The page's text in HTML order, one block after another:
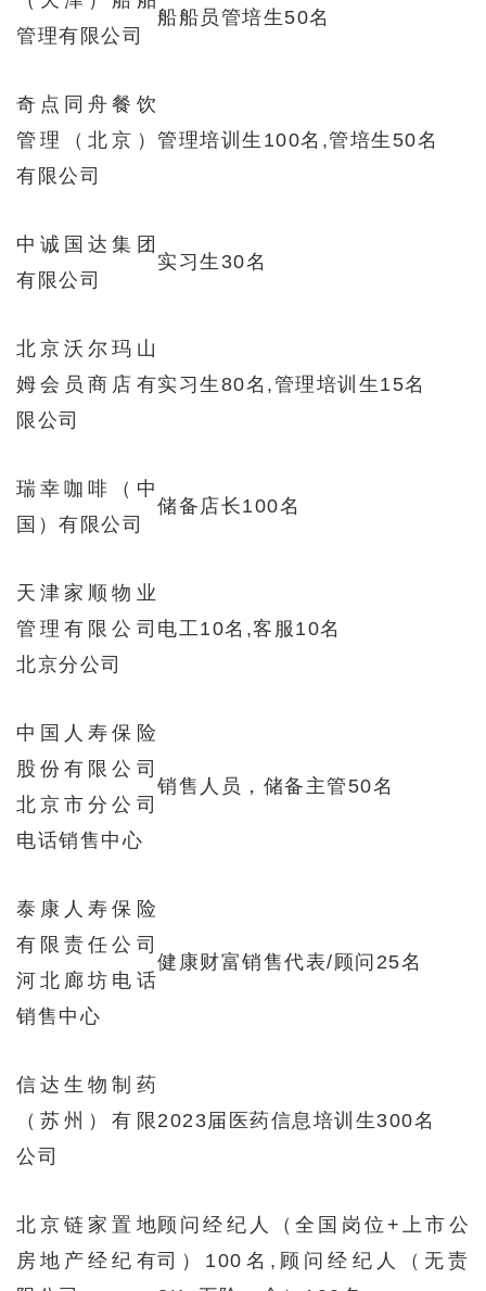
管理有限公司
船船员管培生50名
奇点同舟餐饮
管理（北京）
有限公司
管理培训生100名,管培生50名
中诚国达集团
有限公司
实习生30名
北京沃尔玛山
姆会员商店有
限公司
实习生80名,管理培训生15名
瑞幸咖啡（中
国）有限公司
储备店长100名
天津家顺物业
管理有限公司
北京分公司
电工10名,客服10名
中国人寿保险
股份有限公司
北京市分公司
电话销售中心
销售人员，储备主管50名
泰康人寿保险
有限责任公司
河北廊坊电话
销售中心
健康财富销售代表/顾问25名
信达生物制药
（苏州）有限
公司
2023届医药信息培训生300名
北京链家置地
房地产经纪有
顾问经纪人（全国岗位+上市公
司）100名,顾问经纪人（无责